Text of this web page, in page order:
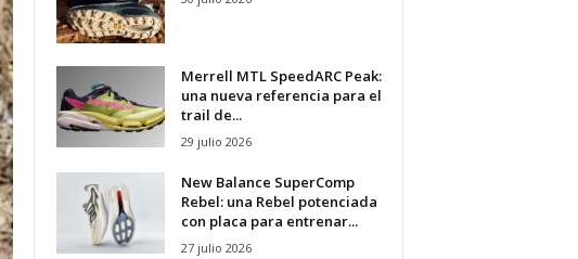
Merrell MTL SpeedARC Peak:
una nueva referencia para el
trail de...
29 julio 2026
New Balance SuperComp
Rebel: una Rebel potenciada
con placa para entrenar...
27 julio 2026